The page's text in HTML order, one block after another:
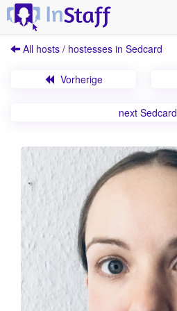
All hosts / hostesses in Sedcard
Vorherige
next Sedcard